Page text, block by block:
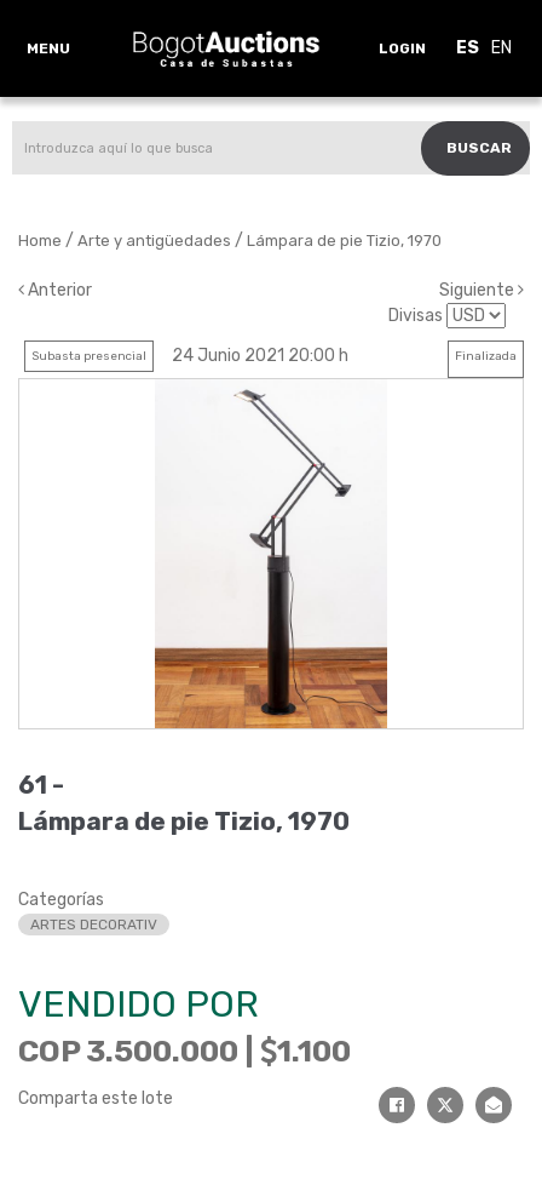
MENU LOGIN ES EN
BUSCAR
Home / Arte y antigüedades / Lámpara de pie Tizio, 1970
Anterior
Siguiente
Divisas
Subasta presencial 24 Junio 2021 20:00 h Finalizada
61 -
Lámpara de pie Tizio, 1970
Categorías
ARTES DECORATIV
VENDIDO POR
COP 3.500.000 | 1.100
Comparta este lote